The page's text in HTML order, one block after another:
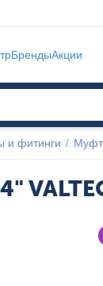
БрендыАкции
и фитинги /